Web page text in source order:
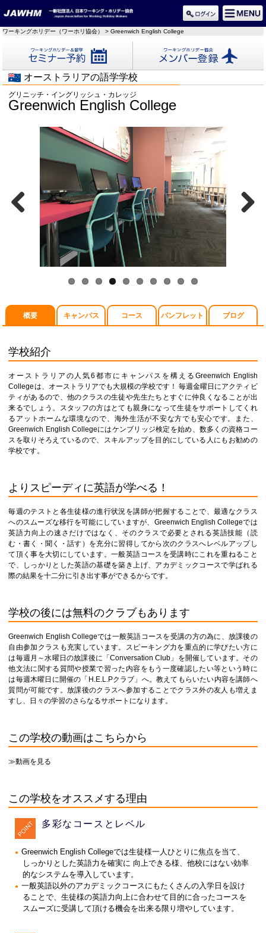
ワーキングホリデー（ワーホリ協会） > Greenwich English College
セミナー予約 メンバー登録
オーストラリアの語学学校
グリニッチ・イングリッシュ・カレッジ
Greenwich English College
概要 キャンパス コース パンフレット ブログ
学校紹介
オーストラリアの人気6都市にキャンパスを構えるGreenwich English
Collegeは、オーストラリアでも大規模の学校です！ 毎週金曜日にアクティビ
ティがあるので、他のクラスの生徒や先生たちとすぐに仲良くなることが出
来るでしょう。スタッフの方はとても親身になって生徒をサポートしてくれ
るアットホームな環境なので、海外生活が不安な方でも安心です。また、
Greenwich English Collegeにはケンブリッジ検定を始め、数多くの資格コー
スを取りそろえているので、スキルアップを目的にしている人にもお勧めの
学校です。
よりスピーディに英語が学べる！
毎週のテストと各生徒様の進行状況を講師が把握することで、最適なクラス
へのスムーズな移行を可能にしていますが、Greenwich English Collegeでは
英語力向上の速さだけではなく、そのクラスで必要とされる英語技能（読
む・書く・聞く・話す）を充分に習得してから次のクラスへレベルアップし
て頂く事を大切にしています。一般英語コースを受講時にこれを重ねること
で、しっかりとした英語の基礎を築き上げ、アカデミックコースで学ばれる
際の結果を十二分に引き出す事ができるからです。
学校の後には無料のクラブもあります
Greenwich English Collegeでは一般英語コースを受講の方の為に、放課後の
自由参加クラスも充実しています。スピーキング力を重点的に学びたい方に
は毎週月～水曜日の放課後に「Conversation Club」を開催しています。その
他文法に関する質問や授業で習った内容をもう一度確認したい等という時に
は毎週木曜日に開催の「H.E.L.Pクラブ」へ。教えてもらいたい内容を講師へ
質問が可能です。放課後のクラスへ参加することでクラス外の友人も増えま
すし、日々の学習のさらなるサポートになります。
この学校の動画はこちらから
≫動画を見る
この学校をオススメする理由
多彩なコースとレベル
Greenwich English Collegeでは生徒様一人ひとりに焦点を当て、
しっかりとした英語力を確実に 向上できる様、他校にはない効率
的なシステムを導入しています。
一般英語以外のアカデミックコースにもたくさんの入学日を設け
ることで、生徒様の英語力向上に合わせて目的に合ったコースを
スムーズに受講して頂ける機会を出来る限り増やしています。